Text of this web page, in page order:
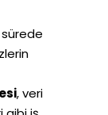
, veri